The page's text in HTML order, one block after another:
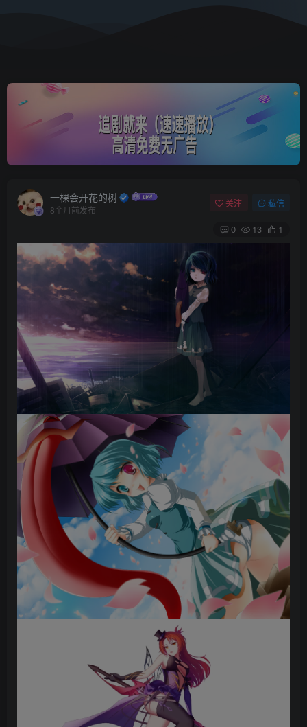
一棵会开花的树
8个月前发布
关注 私信
0 13 1